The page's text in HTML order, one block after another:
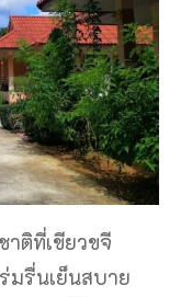
ติที่เขียวขจี
รื่นเย็นสบาย